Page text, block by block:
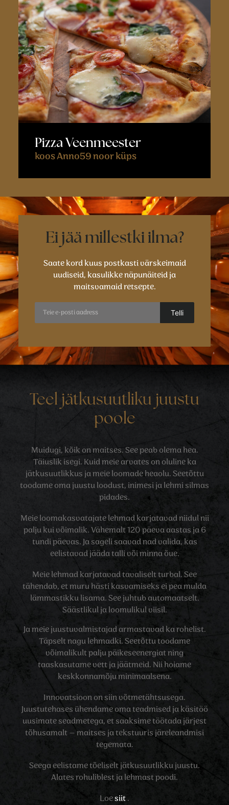
Pizza Veenmeester
koos Anno59 noor küps
Ei jää millestki ilma?
Saate kord kuus postkasti värskeimaid
uudiseid, kasulikke näpunäiteid ja
maitsvamaid retsepte.
Teel jätkusuutliku juustu
poole
Muidugi, kõik on maitses. See peab olema hea.
Täiuslik isegi. Kuid meie arvates on oluline ka
jätkusuutlikkus ja meie loomade heaolu. Seetõttu
toodame oma juustu loodust, inimesi ja lehmi silmas
pidades.
Meie loomakasvatajate lehmad karjatavad niidul nii
palju kui võimalik. Vähemalt 120 päeva aastas ja 6
tundi päevas. Ja sageli saavad nad valida, kas
eelistavad jääda talli või minna õue.
Meie lehmad karjatavad tavaliselt turbal. See
tähendab, et muru hästi kasvamiseks ei pea mulda
lämmastikku lisama. See juhtub automaatselt.
Säästlikul ja loomulikul viisil.
Ja meie juustuvalmistajad armastavad ka rohelist.
Täpselt nagu lehmadki. Seetõttu toodame
võimalikult palju päikeseenergiat ning
taaskasutame vett ja jäätmeid. Nii hoiame
keskkonnamõju minimaalsena.
Innovatsioon on siin võtmetähtsusega.
Juustutehases ühendame oma teadmised ja käsitöö
uusimate seadmetega, et saaksime töötada järjest
tõhusamalt – maitses ja tekstuuris järeleandmisi
tegemata.
Seega eelistame tõeliselt jätkusuutlikku juustu.
Alates rohuliblest ja lehmast poodi.
Loesiit.